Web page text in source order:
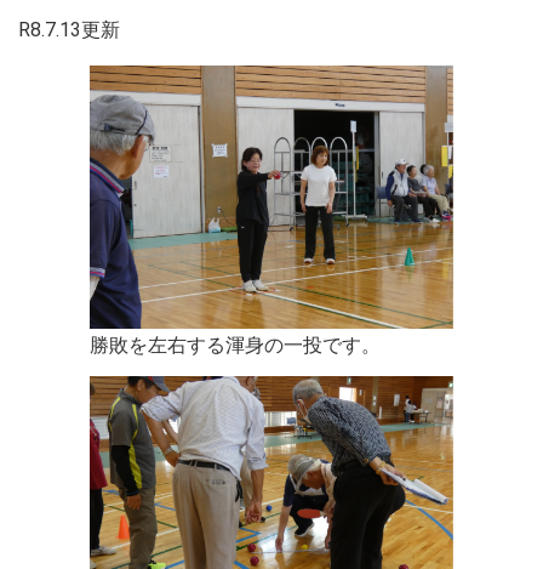
R8.7.13更新
勝敗を左右する渾身の一投です。